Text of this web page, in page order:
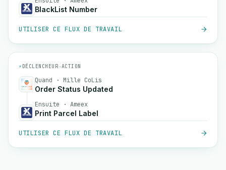
BlackList Number
UTILISER CE FLUX DE TRAVAIL
⚡ DÉCLENCHEUR→ACTION
Quand · Mille CoLis
Order Status Updated
Ensuite · Ameex
Print Parcel Label
UTILISER CE FLUX DE TRAVAIL